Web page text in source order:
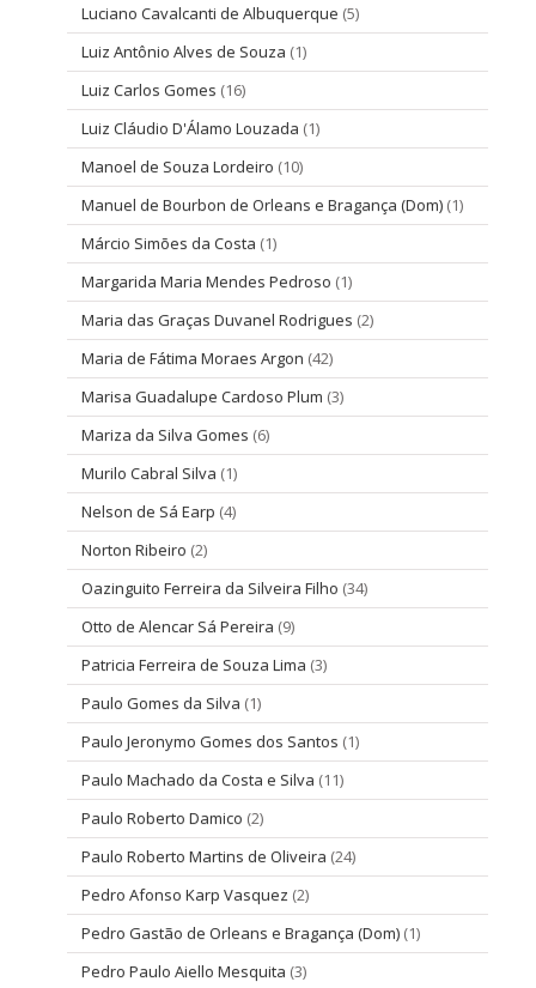
Luciano Cavalcanti de Albuquerque (5)
Luiz Antônio Alves de Souza (1)
Luiz Carlos Gomes (16)
Luiz Cláudio D'Álamo Louzada (1)
Manoel de Souza Lordeiro (10)
Manuel de Bourbon de Orleans e Bragança (Dom) (1)
Márcio Simões da Costa (1)
Margarida Maria Mendes Pedroso (1)
Maria das Graças Duvanel Rodrigues (2)
Maria de Fátima Moraes Argon (42)
Marisa Guadalupe Cardoso Plum (3)
Mariza da Silva Gomes (6)
Murilo Cabral Silva (1)
Nelson de Sá Earp (4)
Norton Ribeiro (2)
Oazinguito Ferreira da Silveira Filho (34)
Otto de Alencar Sá Pereira (9)
Patricia Ferreira de Souza Lima (3)
Paulo Gomes da Silva (1)
Paulo Jeronymo Gomes dos Santos (1)
Paulo Machado da Costa e Silva (11)
Paulo Roberto Damico (2)
Paulo Roberto Martins de Oliveira (24)
Pedro Afonso Karp Vasquez (2)
Pedro Gastão de Orleans e Bragança (Dom) (1)
Pedro Paulo Aiello Mesquita (3)